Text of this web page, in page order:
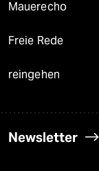
Mauerecho
Freie Rede
reingehen
Newsletter